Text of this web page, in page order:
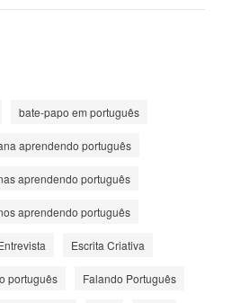
bate-papo em português
aprendendo português
aprendendo português
aprendendo português
Escrita Criativa
português Falando Português